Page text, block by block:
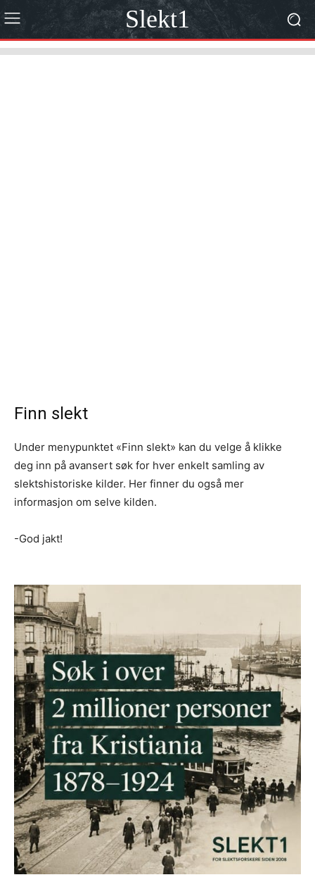
Slekt1
Finn slekt
Under menypunktet «Finn slekt» kan du velge å klikke
deg inn på avansert søk for hver enkelt samling av
slektshistoriske kilder. Her finner du også mer
informasjon om selve kilden.
-God jakt!